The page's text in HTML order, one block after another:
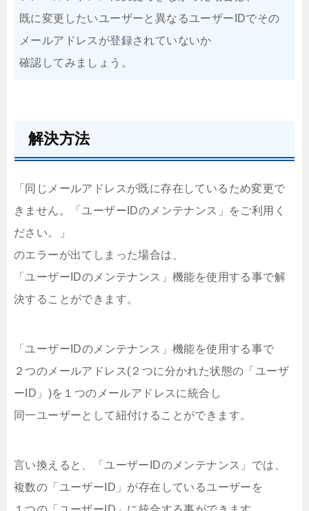
既に変更したいユーザーと異なるユーザーIDでその
メールアドレスが登録されていないか
確認してみましょう。
解決方法
「同じメールアドレスが既に存在しているため変更で
きません。「ユーザーIDのメンテナンス」をご利用く
ださい。」
のエラーが出てしまった場合は、
「ユーザーIDのメンテナンス」機能を使用する事で解
決することができます。
「ユーザーIDのメンテナンス」機能を使用する事で
２つのメールアドレス(２つに分かれた状態の「ユーザ
ーID」)を１つのメールアドレスに統合し
同一ユーザーとして紐付けることができます。
言い換えると、「ユーザーIDのメンテナンス」では、
複数の「ユーザーID」が存在しているユーザーを